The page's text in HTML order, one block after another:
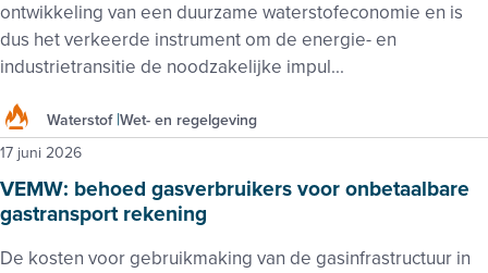
ontwikkeling van een duurzame waterstofeconomie en is
dus het verkeerde instrument om de energie- en
industrietransitie de noodzakelijke impul...
Waterstof Wet- en regelgeving
VEMW: behoed gasverbruikers voor onbetaalbare
gastransport rekening
De kosten voor gebruikmaking van de gasinfrastructuur in
17 juni 2026